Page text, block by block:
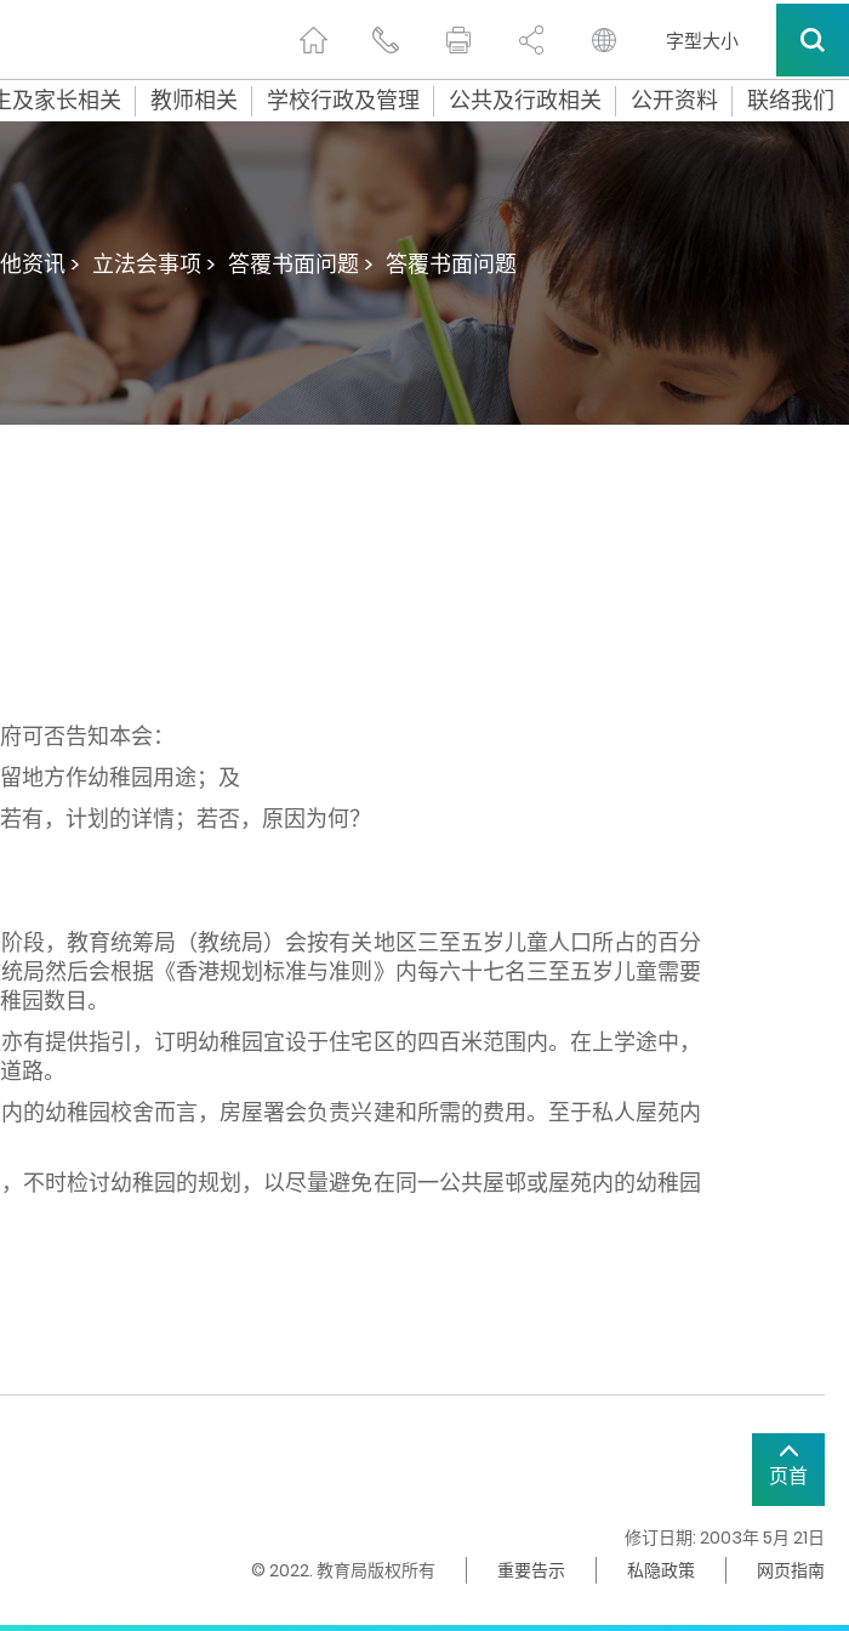
字型大小
及家长相关 教师相关 学校行政及管理 公共及行政相关 公开资料 联络我们
资讯 > 立法会事项 > 答覆书面问题 > 答覆书面问题
可否告知本会：
地方作幼稚园用途；及
有，计划的详情；若否，原因为何？
段，教育统筹局（教统局）会按有关地区三至五岁儿童人口所占的百分
局然后会根据《香港规划标准与准则》内每六十七名三至五岁儿童需要
园数目。
提供指引，订明幼稚园宜设于住宅区的四百米范围内。在上学途中，
路。
的幼稚园校舍而言，房屋署会负责兴建和所需的费用。至于私人屋苑内
不时检讨幼稚园的规划，以尽量避免在同一公共屋邨或屋苑内的幼稚园
页首
修订日期: 2003年 5月 21日
© 2022. 教育局版权所有
重要告示 私隐政策 网页指南